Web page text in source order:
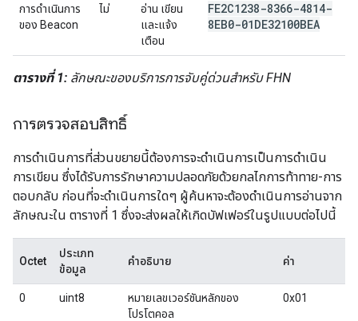
การดำเนินการ
ของ Beacon
ไม่
อ่าน เขียน
และแจ้ง
เตือน
FE2C1238-8366-4814-
8EB0-01DE32100BEA
ตารางที่ 1: ลักษณะของบริการการจับคู่ด่วนสำหรับ FHN
การตรวจสอบสิทธิ์
การดำเนินการที่ส่วนขยายนี้ต้องการจะดำเนินการเป็นการดำเนิน
การเขียน ซึ่งได้รับการรักษาความปลอดภัยด้วยกลไกการท้าทาย-การ
ตอบกลับ ก่อนที่จะดำเนินการใดๆ ผู้ค้นหาจะต้องดำเนินการอ่านจาก
ลักษณะใน ตารางที่ 1 ซึ่งจะส่งผลให้เกิดบัฟเฟอร์ในรูปแบบต่อไปนี้
Octet
ประเภท
ข้อมูล
คำอธิบาย ค่า
0 uint8
หมายเลขเวอร์ชันหลักของ
โปรโตคอล
0x01